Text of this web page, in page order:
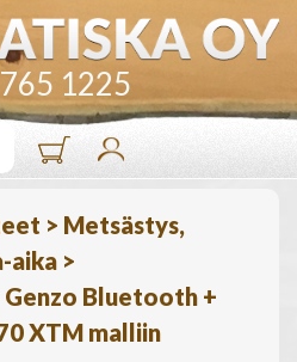
1225
> Metsästys,
aika >
Genzo Bluetooth +
XTM malliin